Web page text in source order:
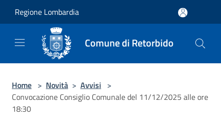
Regione Lombardia
Comune di Retorbido
Home > Novità > Avvisi >
Convocazione Consiglio Comunale del 11/12/2025 alle ore
18:30